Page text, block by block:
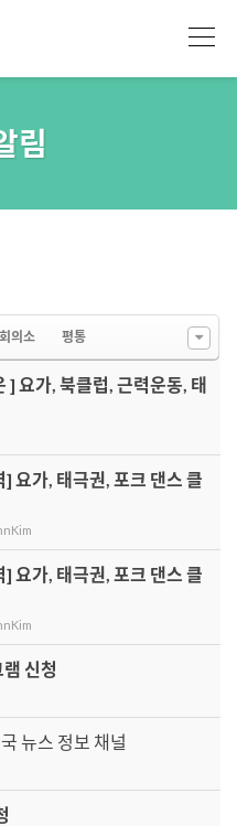
림
의소 평통
요가, 북클럽, 근력운동, 태
요가, 태극권, 포크 댄스 클
요가, 태극권, 포크 댄스 클
신청
뉴스 정보 채널